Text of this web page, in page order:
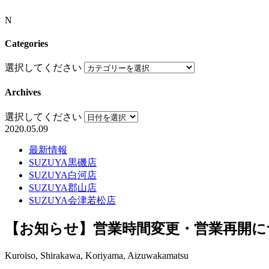
N
Categories
選択してください
Archives
選択してください
2020.05.09
最新情報
SUZUYA黒磯店
SUZUYA白河店
SUZUYA郡山店
SUZUYA会津若松店
【お知らせ】営業時間変更・営業再開
Kuroiso, Shirakawa, Koriyama, Aizuwakamatsu